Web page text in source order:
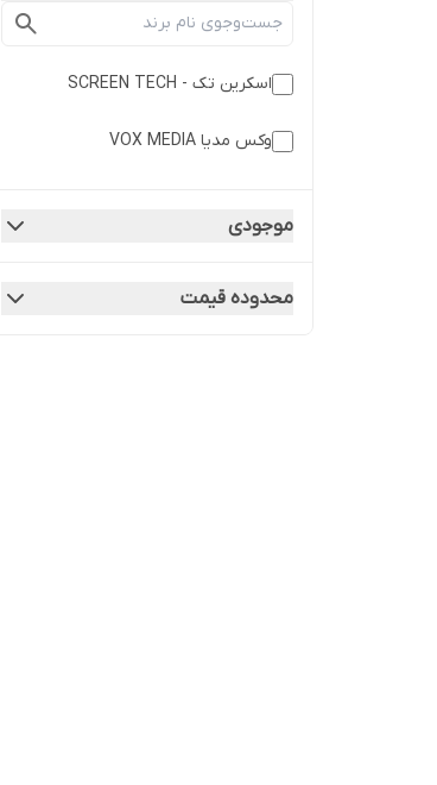
اسکرین تک - SCREEN TECH
وکس مدیا VOX MEDIA
موجودی
محدوده قیمت